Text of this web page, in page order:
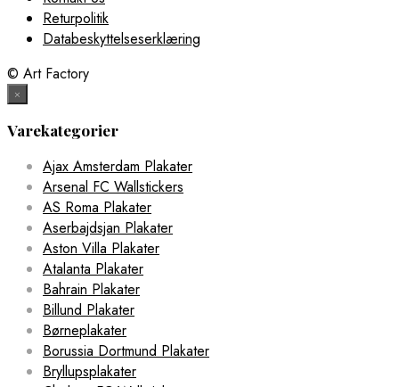
Returpolitik
Databeskyttelseserklæring
© Art Factory
×
Varekategorier
Ajax Amsterdam Plakater
Arsenal FC Wallstickers
AS Roma Plakater
Aserbajdsjan Plakater
Aston Villa Plakater
Atalanta Plakater
Bahrain Plakater
Billund Plakater
Børneplakater
Borussia Dortmund Plakater
Bryllupsplakater